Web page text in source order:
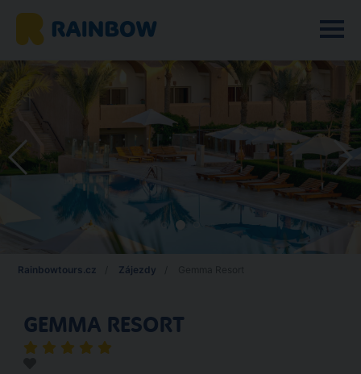
Rainbowtours.cz Zájezdy
GEMMA RESORT